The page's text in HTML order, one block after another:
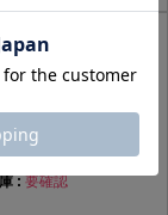
要確認